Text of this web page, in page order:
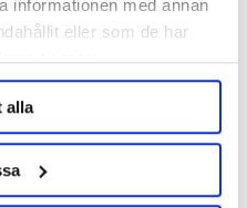
informationen med annan
eller som de har
tjänster.
alla
Crisp Malting Group
Maris Otter Ale Malt Whole
Pallet 950 kg
Out of Stock
12 766 kr